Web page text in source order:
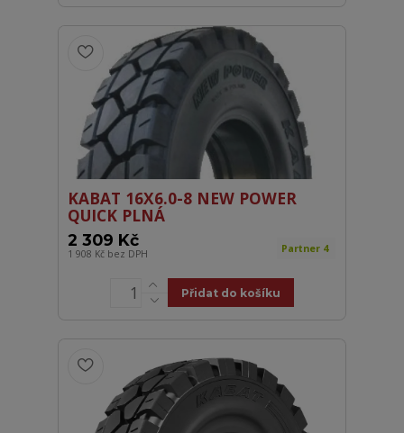
KABAT 16X6.0-8 NEW POWER
QUICK PLNÁ
2 309 Kč
1 908 Kč bez DPH Partner 4
Přidat do košíku